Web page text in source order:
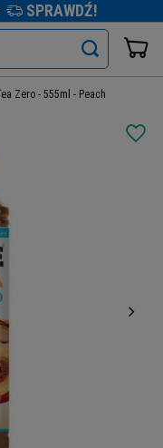
SPRAWDŹ!
Zero - 555ml - Peach